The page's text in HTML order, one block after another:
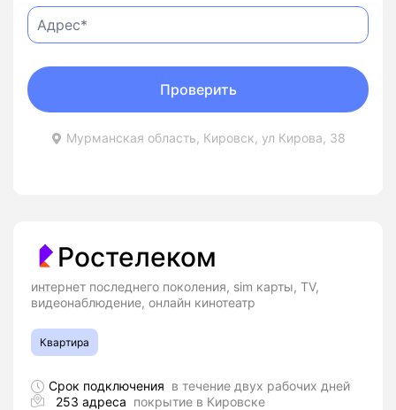
Мурманская область, Кировск, ул Кирова, 38
Проверить
Ростелеком
интернет последнего поколения, sim карты, TV,
видеонаблюдение, онлайн кинотеатр
Квартира
Срок подключения в течение двух рабочих дней
253 адреса покрытие в Кировске